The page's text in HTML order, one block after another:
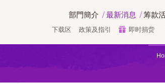
部門簡介 最新消息 筹款
下载区 政策及指引 即时捐赀